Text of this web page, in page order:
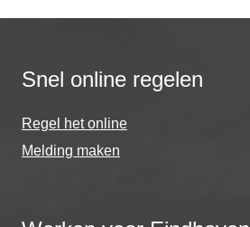
Snel online regelen
Regel het online
Melding maken